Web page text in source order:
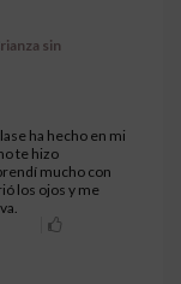
sin
ha hecho en mi
te hizo
mucho con
los ojos y me